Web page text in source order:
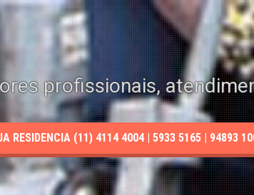
profissionais,
RESIDENCIA (11) 4114 4004 | 5933 5165 | 94893